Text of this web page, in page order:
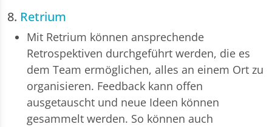
8. Retrium
Mit Retrium können ansprechende
Retrospektiven durchgeführt werden, die es
dem Team ermöglichen, alles an einem Ort zu
organisieren. Feedback kann offen
ausgetauscht und neue Ideen können
gesammelt werden. So können auch